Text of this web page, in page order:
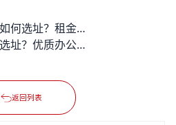
合肥商务楼租赁如何选址？租金预算与配套服务如何匹配？
写字楼招租如何选址？优质办公空间哪里找？
返回列表